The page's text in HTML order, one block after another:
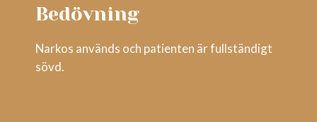
Bedövning
Narkos används och patienten är fullständigt
sövd.